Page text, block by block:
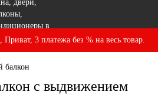
3 платежа без % на весь товар.
балкон
с выдвижением